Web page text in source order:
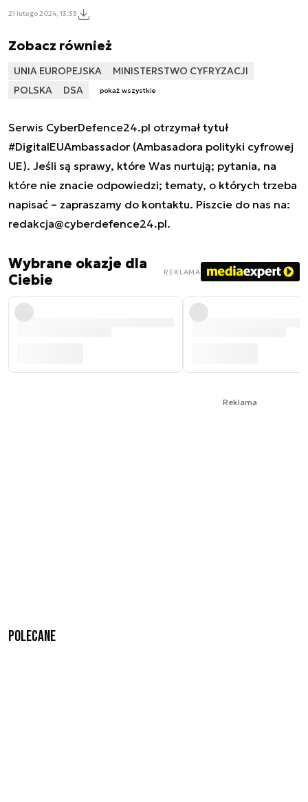
21 lutego 2024, 13:33
Zobacz również
UNIA EUROPEJSKA
MINISTERSTWO CYFRYZACJI
POLSKA
DSA pokaż wszystkie
Serwis CyberDefence24.pl otrzymał tytuł
#DigitalEUAmbassador (Ambasadora polityki cyfrowej
UE). Jeśli są sprawy, które Was nurtują; pytania, na
które nie znacie odpowiedzi; tematy, o których trzeba
napisać – zapraszamy do kontaktu. Piszcie do nas na:
redakcja@cyberdefence24.pl.
Wybrane okazje dla
Ciebie
REKLAMA
Reklama
Polecane